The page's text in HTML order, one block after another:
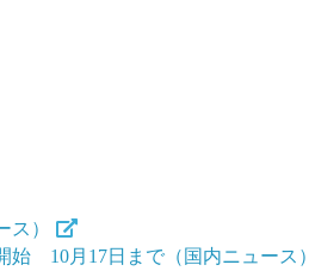
）
10月17日まで（国内ニュース）